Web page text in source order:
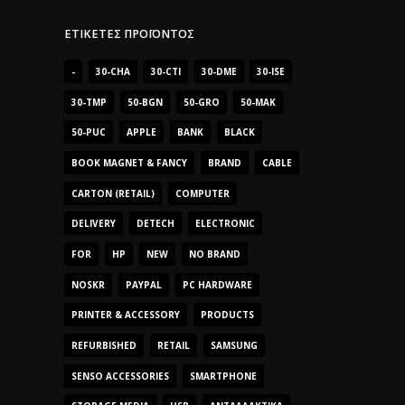
ΕΤΙΚΈΤΕΣ ΠΡΟΪΌΝΤΟΣ
- 30-CHA 30-CTI 30-DME 30-ISE
30-TMP 50-BGN 50-GRO 50-MAK
50-PUC APPLE BANK BLACK
BOOK MAGNET & FANCY BRAND CABLE
CARTON (RETAIL) COMPUTER
DELIVERY DETECH ELECTRONIC
FOR HP NEW NO BRAND
NOSKR PAYPAL PC HARDWARE
PRINTER & ACCESSORY PRODUCTS
REFURBISHED RETAIL SAMSUNG
SENSO ACCESSORIES SMARTPHONE